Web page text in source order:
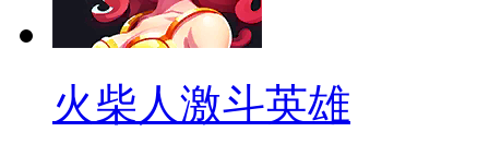
火柴人激斗英雄